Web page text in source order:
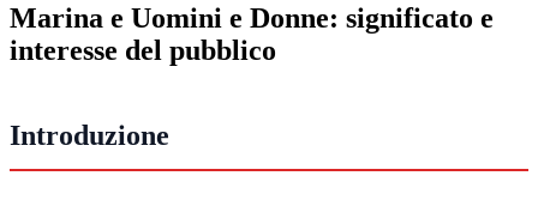
Marina e Uomini e Donne: significato e
interesse del pubblico
Introduzione